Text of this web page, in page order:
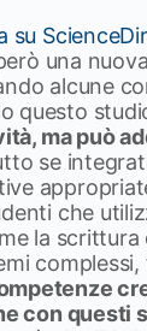
su
una
alcune
questo
ma può
se
che
la scrittura
con questi